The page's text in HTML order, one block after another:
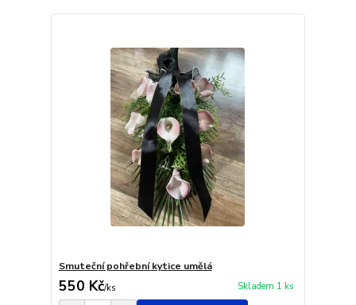
Smuteční pohřební kytice umělá
550 Kč/ks Skladem 1 ks